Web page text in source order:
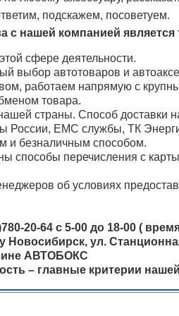
подскажем, посоветуем.
с нашей компанией является
сфере деятельности.
выбор автотоваров и
работаем напрямую с
товара.
страны. Способ доставки
России, ЕМС службы, ТК
и безналичным способом.
способы перечисления с
об условиях
20-64 с 5-00 до 18-00 (
Новосибирск, ул.
АВТОБОКС
– главные критерии